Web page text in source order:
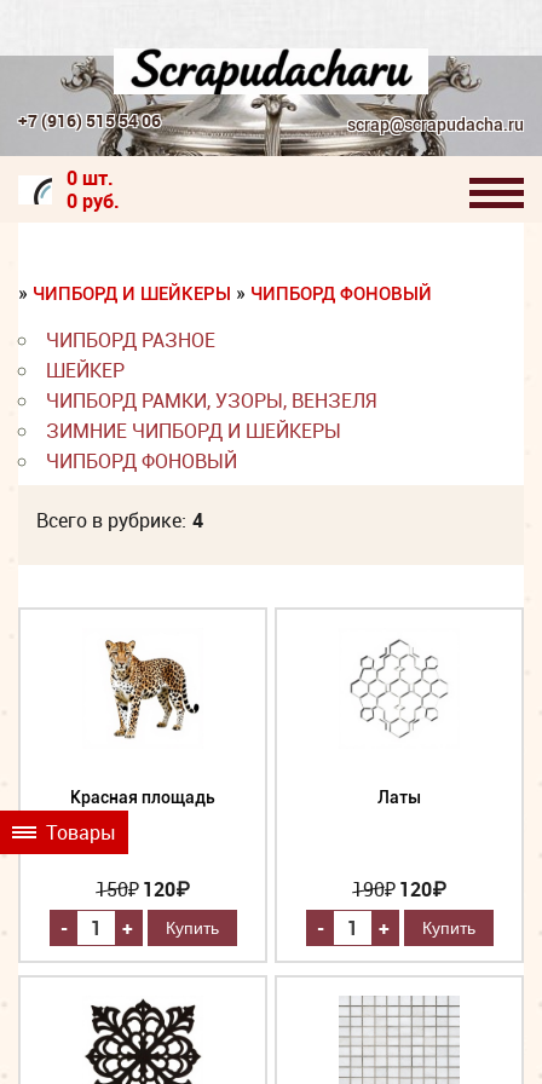
+7 (916) 515 54 06 scrap@scrapudacha.ru
0 шт.
0 руб.
» ЧИПБОРД И ШЕЙКЕРЫ » ЧИПБОРД ФОНОВЫЙ
ЧИПБОРД РАЗНОЕ
ШЕЙКЕР
ЧИПБОРД РАМКИ, УЗОРЫ, ВЕНЗЕЛЯ
ЗИМНИЕ ЧИПБОРД И ШЕЙКЕРЫ
ЧИПБОРД ФОНОВЫЙ
Всего в рубрике: 4
Красная площадь
150₽120₽
-
+
Латы
190₽120₽
-
+
Товары